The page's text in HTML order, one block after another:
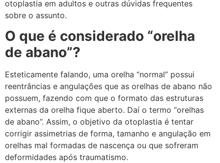
otoplastia em adultos e outras dúvidas frequentes
sobre o assunto.
O que é considerado “orelha
de abano”?
Esteticamente falando, uma orelha “normal” possui
reentrâncias e angulações que as orelhas de abano não
possuem, fazendo com que o formato das estruturas
externas da orelha fique aberto. Daí o termo “orelhas
de abano”. Assim, o objetivo da otoplastia é tentar
corrigir assimetrias de forma, tamanho e angulação em
orelhas mal formadas de nascença ou que sofreram
deformidades após traumatismo.